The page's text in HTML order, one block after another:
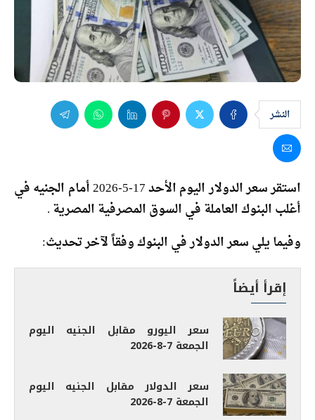
النشر
استقر سعر الدولار اليوم الأحد 17-5-2026 أمام الجنيه في
أغلب البنوك العاملة في السوق المصرفية المصرية .
وفيما يلي سعر الدولار في البنوك وفقاً لآخر تحديث:
إقرأ أيضاً
سعر اليورو مقابل الجنيه اليوم
الجمعة 7-8-2026
سعر الدولار مقابل الجنيه اليوم
الجمعة 7-8-2026